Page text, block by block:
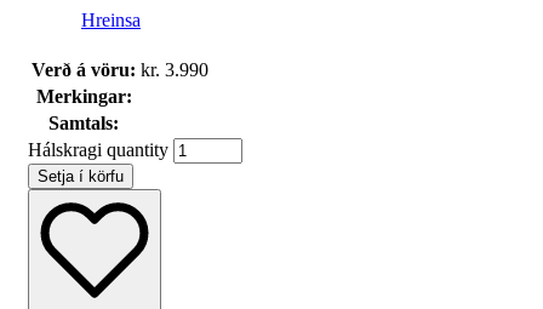
Hreinsa
Verð á vöru: kr. 3.990
Merkingar:
Samtals:
Hálskragi quantity
Setja í körfu